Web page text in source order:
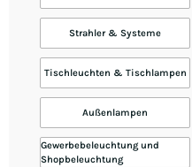
Strahler & Systeme
Tischleuchten & Tischlampen
Außenlampen
Gewerbebeleuchtung und
Shopbeleuchtung